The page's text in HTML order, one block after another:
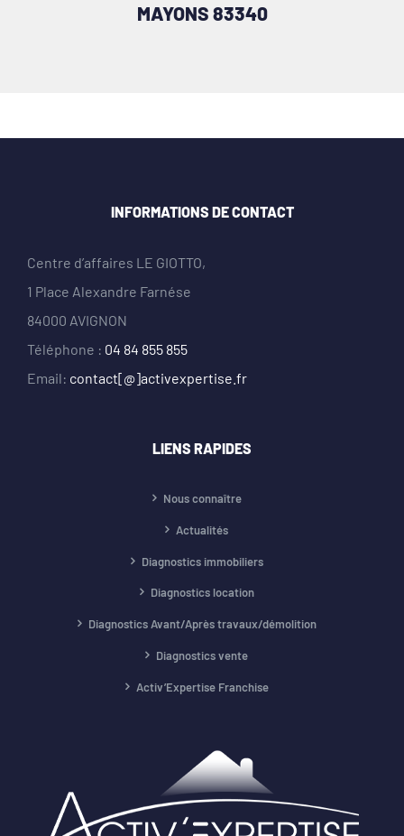
MAYONS 83340
INFORMATIONS DE CONTACT
Centre d’affaires LE GIOTTO,
1 Place Alexandre Farnése
84000 AVIGNON
Téléphone : 04 84 855 855
Email: contact[@]activexpertise.fr
LIENS RAPIDES
Nous connaître
Actualités
Diagnostics immobiliers
Diagnostics location
Diagnostics Avant/Après travaux/démolition
Diagnostics vente
Activ’Expertise Franchise